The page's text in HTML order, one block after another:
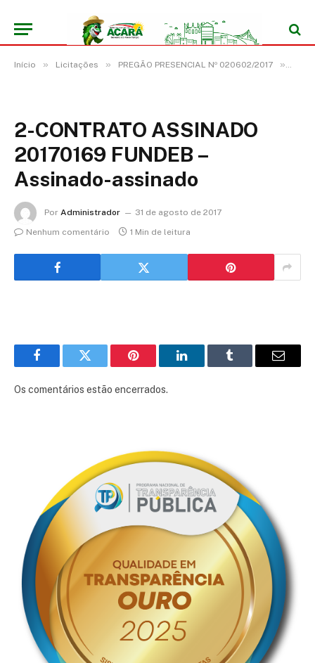
Início » Licitações » PREGÃO PRESENCIAL Nº 020602/2017 »
2-CONTRATO ASSINADO
20170169 FUNDEB –
Assinado-assinado
Por Administrador
31 de agosto de 2017
Nenhum comentário
1 Min de leitura
FacebookTwitter Pinterest LinkedInTumblr
E-
Os comentários estão encerrados.